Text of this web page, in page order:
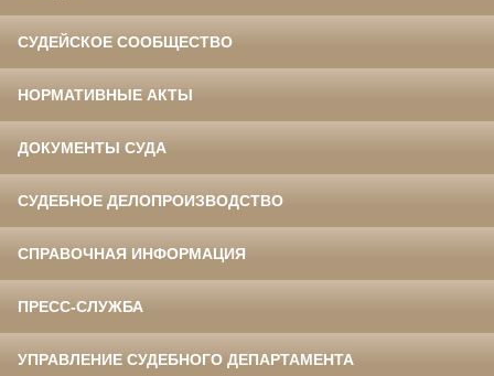
СУДЕЙСКОЕ СООБЩЕСТВО
НОРМАТИВНЫЕ АКТЫ
ДОКУМЕНТЫ СУДА
СУДЕБНОЕ ДЕЛОПРОИЗВОДСТВО
СПРАВОЧНАЯ ИНФОРМАЦИЯ
ПРЕСС-СЛУЖБА
УПРАВЛЕНИЕ СУДЕБНОГО ДЕПАРТАМЕНТА